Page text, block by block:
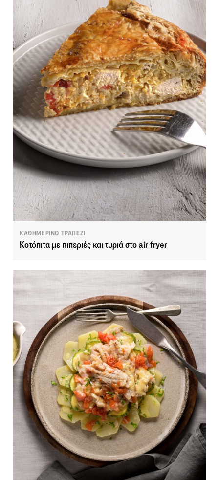
ΚΑΘΗΜΕΡΙΝΟ ΤΡΑΠΕΖΙ
Κοτόπιτα με πιπεριές και τυριά στο air fryer